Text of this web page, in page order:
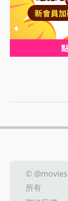
©
所有